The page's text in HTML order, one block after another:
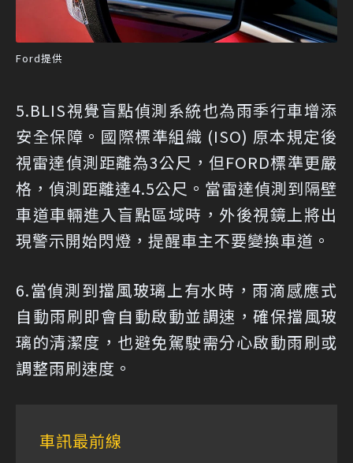
Ford提供
5.BLIS視覺盲點偵測系統也為雨季行車增添
安全保障。國際標準組織 (ISO) 原本規定後
視雷達偵測距離為3公尺，但FORD標準更嚴
格，偵測距離達4.5公尺。當雷達偵測到隔壁
車道車輛進入盲點區域時，外後視鏡上將出
現警示開始閃燈，提醒車主不要變換車道。
6.當偵測到擋風玻璃上有水時，雨滴感應式
自動雨刷即會自動啟動並調速，確保擋風玻
璃的清潔度，也避免駕駛需分心啟動雨刷或
調整雨刷速度。
車訊最前線